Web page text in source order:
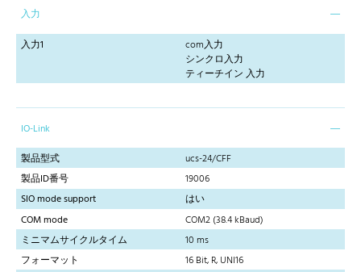
入力
入力1
com入力
シンクロ入力
ティーチイン 入力
IO-Link
製品型式
ucs-24/CFF
製品ID番号
19006
SIO mode support
はい
COM mode
COM2 (38.4 kBaud)
ミニマムサイクルタイム
10 ms
フォーマット
16 Bit, R, UNI16